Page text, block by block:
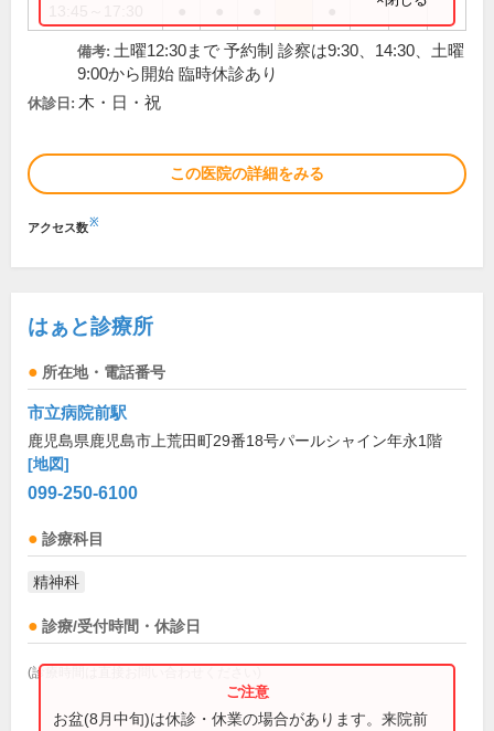
備考: 土曜12:30まで 予約制 診察は9:30、14:30、土曜
9:00から開始 臨時休診あり
休診日: 木・日・祝
この医院の詳細をみる
アクセス数※
はぁと診療所
所在地・電話番号
市立病院前駅
鹿児島県鹿児島市上荒田町29番18号パールシャイン年永1階
[地図]
099-250-6100
診療科目
精神科
診療/受付時間・休診日
(診療時間は直接お問い合わせください)
お盆(8月中旬)は休診・休業の場合があります。来院前